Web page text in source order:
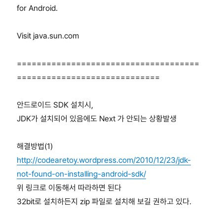
for Android.
Visit java.sun.com
=====================================
=============================
안드로이드 SDK 설치시,
JDK가 설치되어 있음에도 Next 가 안되는 상황발생
해결방법(1)
http://codearetoy.wordpress.com/2010/12/23/jdk-
not-found-on-installing-android-sdk/
위 링크로 이동해서 따라하면 된다
32bit로 설치하든지 zip 파일로 설치해 보길 권하고 있다.